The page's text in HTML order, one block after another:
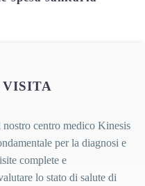
VISITA
nostro centro medico Kinesis
per la diagnosi e
complete e
lo stato di salute di